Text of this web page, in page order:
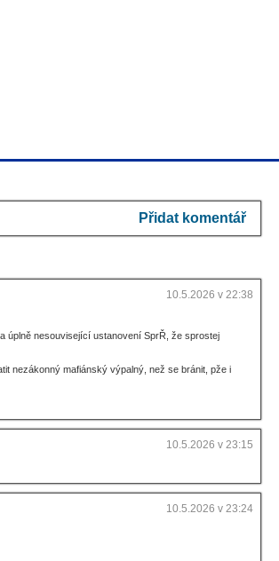
Přidat komentář
10.5.2026 v 22:38
úplně nesouvisející ustanovení SprŘ, že sprostej
nezákonný mafiánský výpalný, než se bránit, pže i
10.5.2026 v 23:15
10.5.2026 v 23:24